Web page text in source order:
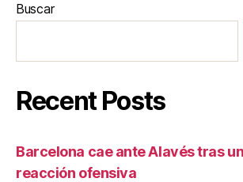
Buscar
Recent Posts
Barcelona cae ante Alavés tras
reacción ofensiva